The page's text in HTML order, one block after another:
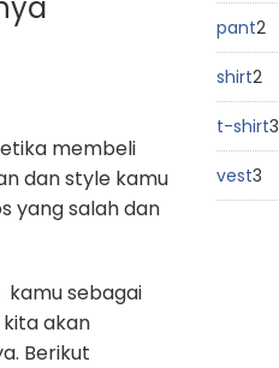
membeli
dan style kamu
yang salah dan
kamu sebagai
akan
Berikut
pant2
shirt2
t-shirt3
vest3